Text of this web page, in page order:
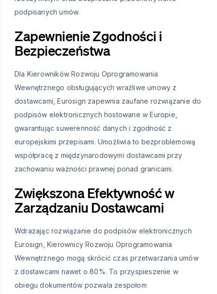
podpisanych umów.
Zapewnienie Zgodności i
Bezpieczeństwa
Dla Kierowników Rozwoju Oprogramowania
Wewnętrznego obsługujących wrażliwe umowy z
dostawcami, Eurosign zapewnia zaufane rozwiązanie do
podpisów elektronicznych hostowane w Europie,
gwarantując suwerenność danych i zgodność z
europejskimi przepisami. Umożliwia to bezproblemową
współpracę z międzynarodowymi dostawcami przy
zachowaniu ważności prawnej ponad granicami.
Zwiększona Efektywność w
Zarządzaniu Dostawcami
Wdrażając rozwiązanie do podpisów elektronicznych
Eurosign, Kierownicy Rozwoju Oprogramowania
Wewnętrznego mogą skrócić czas przetwarzania umów
z dostawcami nawet o 80%. To przyspieszenie w
obiegu dokumentów pozwala zespołom